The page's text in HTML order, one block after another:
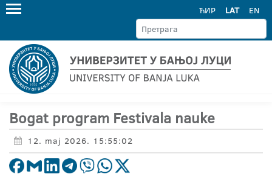
ЋИР LAT EN
Bogat program Festivala nauke
12. maj 2026. 15:55:02